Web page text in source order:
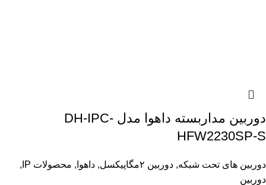
دوربین مداربسته داهوا مدل DH-IPC-
HFW2230SP-S
دوربین های تحت شبکه, دوربین ۲مگاپیکسل , داهوا , محصولات IP
,
دوربین